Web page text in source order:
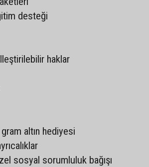
desteği
haklar
gram altın hediyesi
sosyal sorumluluk bağışı